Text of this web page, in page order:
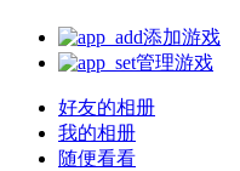
添加游戏
管理游戏
好友的相册
我的相册
随便看看